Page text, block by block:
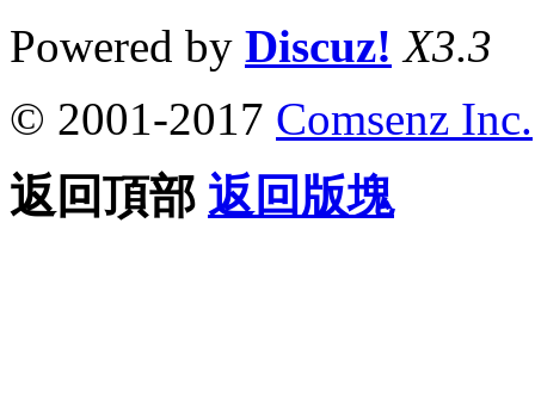
Powered by Discuz! X3.3
© 2001-2017 Comsenz Inc.
返回頂部 返回版塊